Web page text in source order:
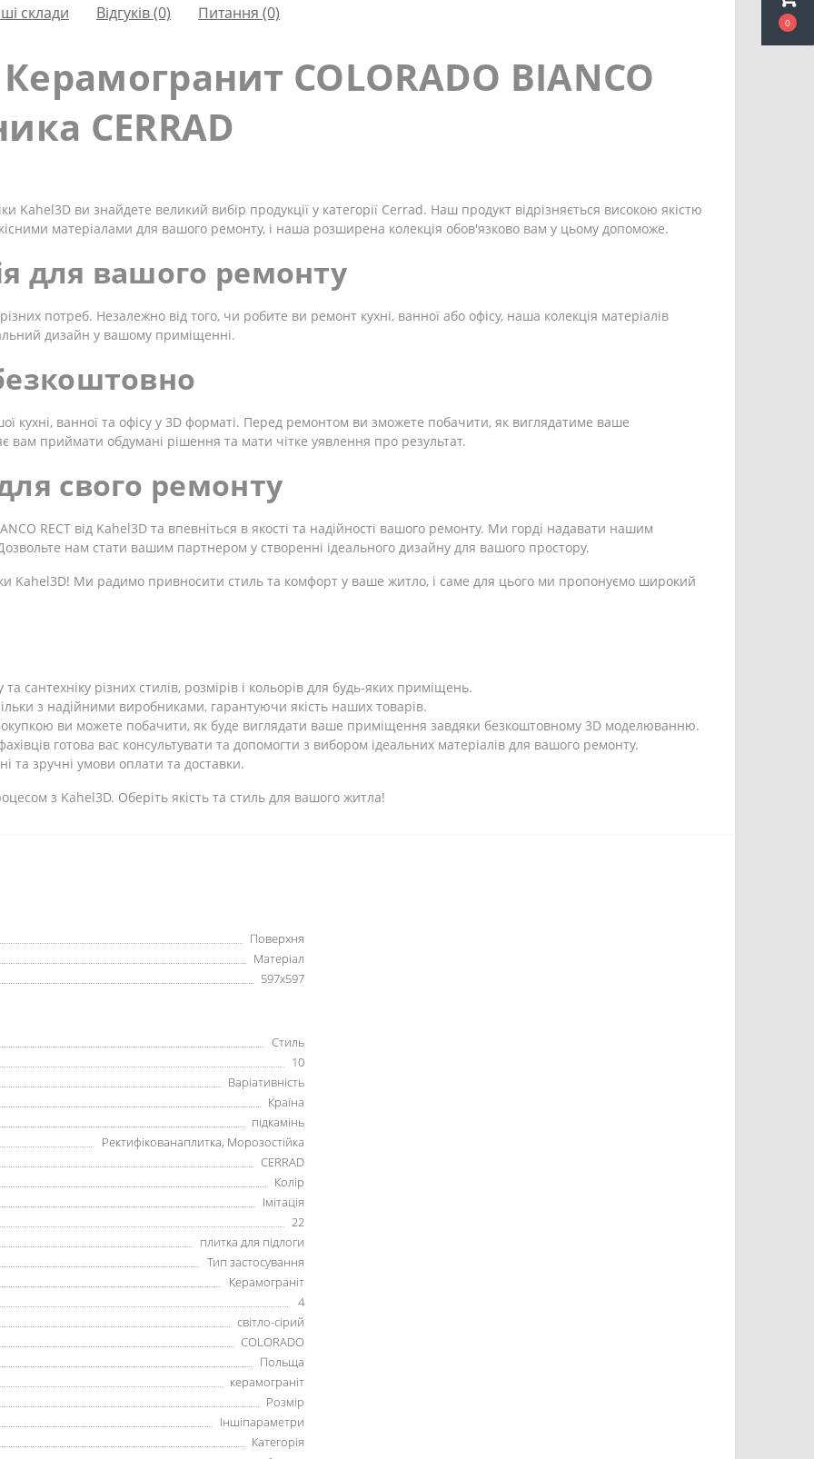
0
склади Відгуків (0) Питання (0)
COLORADO BIANCO
CERRAD
Kahel3D ви знайдете великий вибір продукції у категорії Cerrad. Наш продукт відрізняється високою якістю
матеріалами для вашого ремонту, і наша розширена колекція обов'язково вам у цьому допоможе.
для вашого ремонту
потреб. Незалежно від того, чи робите ви ремонт кухні, ванної або офісу, наша колекція матеріалів
дизайн у вашому приміщенні.
ванної та офісу у 3D форматі. Перед ремонтом ви зможете побачити, як виглядатиме ваше
приймати обдумані рішення та мати чітке уявлення про результат.
свого ремонту
RECT від Kahel3D та впевніться в якості та надійності вашого ремонту. Ми горді надавати нашим
нам стати вашим партнером у створенні ідеального дизайну для вашого простору.
Kahel3D! Ми радимо привносити стиль та комфорт у ваше житло, і саме для цього ми пропонуємо широкий
сантехніку різних стилів, розмірів і кольорів для будь-яких приміщень.
з надійними виробниками, гарантуючи якість наших товарів.
ви можете побачити, як буде виглядати ваше приміщення завдяки безкоштовному 3D моделюванню.
готова вас консультувати та допомогти з вибором ідеальних матеріалів для вашого ремонту.
та зручні умови оплати та доставки.
з Kahel3D. Оберіть якість та стиль для вашого житла!
Поверхня
Матеріал
597x597
Стиль
10
Варіативність
Країна
підкамінь
Ректифікованаплитка, Морозостійка
CERRAD
Колір
Імітація
22
плитка для підлоги
Тип застосування
Керамограніт
4
світло-сірий
COLORADO
Польща
керамограніт
Розмір
Іншіпараметри
Категорія